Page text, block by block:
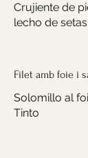
Crujiente de
lecho de setas
Filet amb foie i
Solomillo al
Tinto